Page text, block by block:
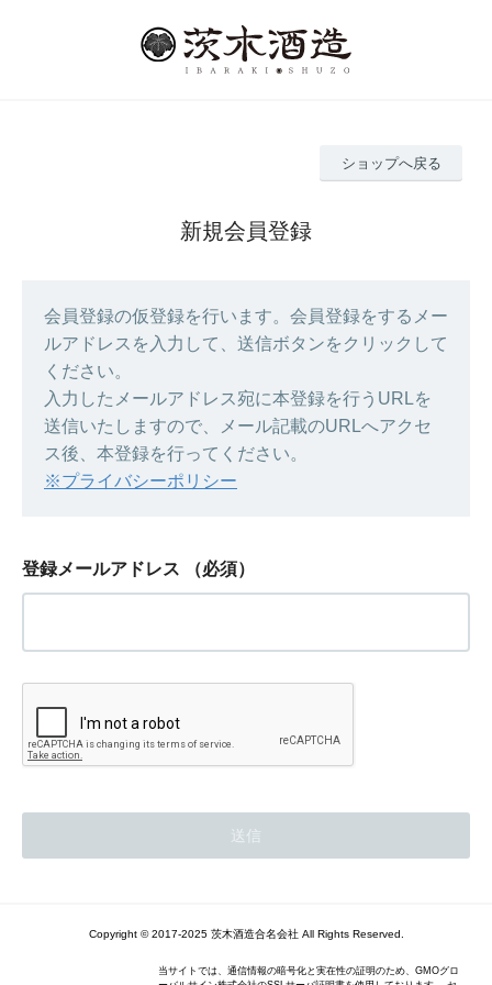
ショップへ戻る
新規会員登録
会員登録の仮登録を行います。会員登録をするメー
ルアドレスを入力して、送信ボタンをクリックして
ください。
入力したメールアドレス宛に本登録を行うURLを
送信いたしますので、メール記載のURLへアクセ
ス後、本登録を行ってください。
※プライバシーポリシー
登録メールアドレス （必須）
Copyright © 2017-2025 茨木酒造合名会社 All Rights Reserved.
当サイトでは、通信情報の暗号化と実在性の証明のため、GMOグロ